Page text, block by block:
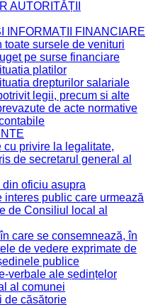
AUTORITĂȚII
INFORMAȚII FINANCIARE
toate sursele de venituri
pe surse financiare
platilor
drepturilor salariale
legii, precum si alte
de acte normative
cu privire la legalitate,
de secretarul general al
oficiu asupra
interes public care urmează
de Consiliul local al
care se consemnează, în
de vedere exprimate de
publice
verbale ale ședințelor
al comunei
de căsătorie